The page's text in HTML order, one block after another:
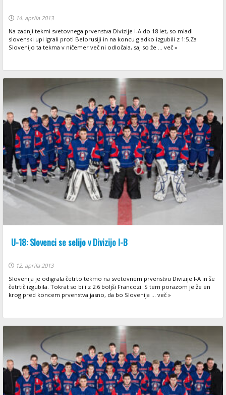
14. aprila 2013
Na zadnji tekmi svetovnega prvenstva Divizije I-A do 18 let, so mladi
slovenski upi igrali proti Belorusiji in na koncu gladko izgubili z 1:5.Za
Slovenijo ta tekma v ničemer več ni odločala, saj so že ... več »
U-18: Slovenci se selijo v Divizijo I-B
12. aprila 2013
Slovenija je odigrala četrto tekmo na svetovnem prvenstvu Divizije I-A in še
četrtič izgubila. Tokrat so bili z 2:6 boljši Francozi. S tem porazom je že en
krog pred koncem prvenstva jasno, da bo Slovenija ... več »